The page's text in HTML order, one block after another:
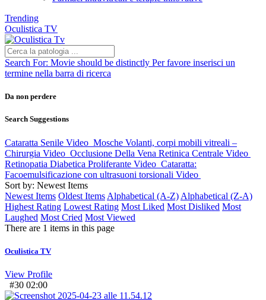
Trending
Oculistica TV
Search For: Movie should be distinctly Per favore inserisci un
termine nella barra di ricerca
Da non perdere
Search Suggestions
Cataratta Senile Video Mosche Volanti, corpi mobili vitreali –
Chirurgia Video Occlusione Della Vena Retinica Centrale Video
Retinopatia Diabetica Proliferante Video Cataratta:
Facoemulsificazione con ultrasuoni torsionali Video
Sort by: Newest Items
Newest Items Oldest Items Alphabetical (A-Z) Alphabetical (Z-A)
Highest Rating Lowest Rating Most Liked Most Disliked Most
Laughed Most Cried Most Viewed
There are 1 items in this page
Oculistica TV
View Profile
#30 02:00